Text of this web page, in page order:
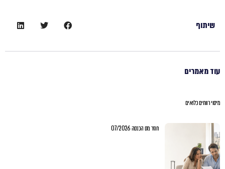
שיתוף
עוד מאמרים
מיסוי רווחים כלואים
חוזר מס הכנסה 07/2026